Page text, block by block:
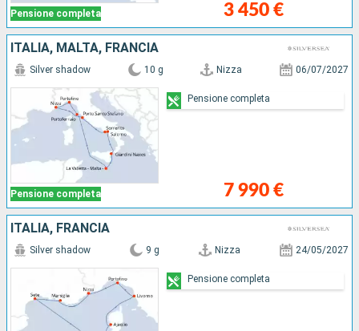
Pensione completa 3 450 €
ITALIA, MALTA, FRANCIA
Pensione completa
Silver shadow 10 g Nizza 06/07/2027
7 990 €
Pensione completa
ITALIA, FRANCIA
Silver shadow 9 g Nizza 24/05/2027
Pensione completa